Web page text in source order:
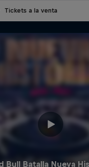
Tickets a la venta